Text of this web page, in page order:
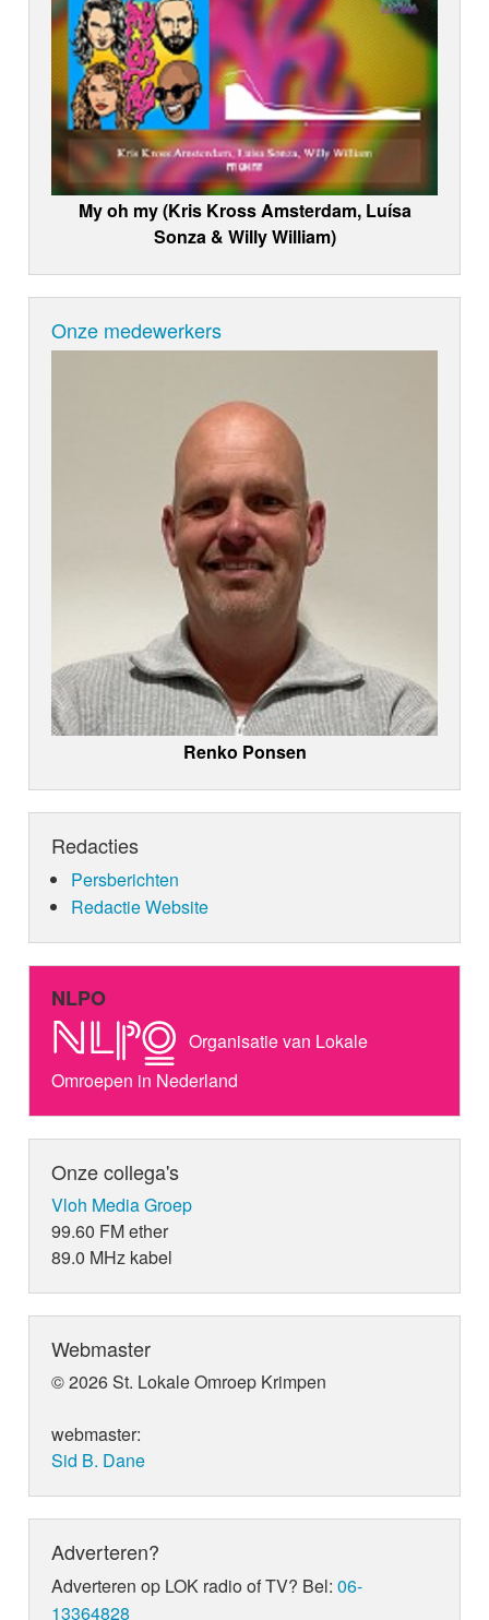
My oh my (Kris Kross Amsterdam, Luísa
Sonza & Willy William)
Onze medewerkers
Renko Ponsen
Redacties
Persberichten
Redactie Website
NLPO
Organisatie van Lokale
Omroepen in Nederland
Onze collega's
Vloh Media Groep
99.60 FM ether
89.0 MHz kabel
Webmaster
© 2026 St. Lokale Omroep Krimpen
webmaster:
Sid B. Dane
Adverteren?
Adverteren op LOK radio of TV? Bel:06-
13364828